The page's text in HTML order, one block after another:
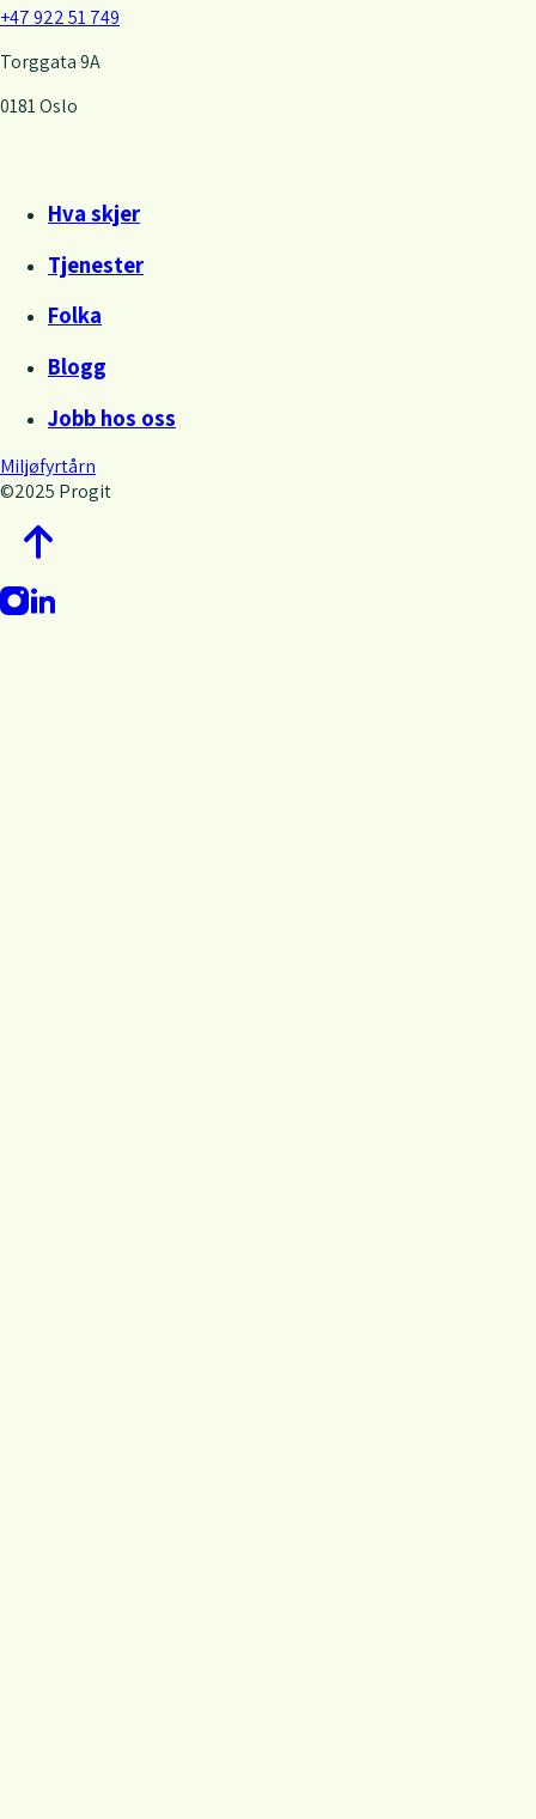
+47 922 51 749
Torggata 9A
0181 Oslo
Hva skjer
Tjenester
Folka
Blogg
Jobb hos oss
Miljøfyrtårn
©2025 Progit